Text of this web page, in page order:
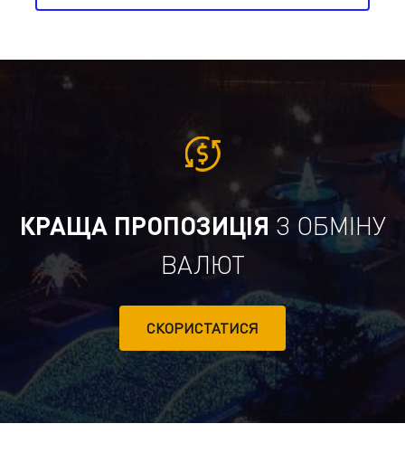
КРАЩА ПРОПОЗИЦІЯ З ОБМІНУ
ВАЛЮТ
СКОРИСТАТИСЯ